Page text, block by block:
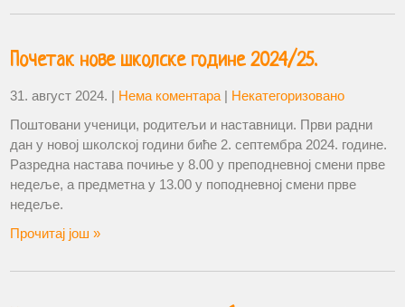
Почетак нове школске године 2024/25.
31. август 2024. | Нема коментара | Некатегоризовано
Поштовани ученици, родитељи и наставници. Први радни
дан у новој школској години биће 2. септембра 2024. године.
Разредна настава почиње у 8.00 у преподневној смени прве
недеље, а предметна у 13.00 у поподневној смени прве
недеље.
Прочитај још »